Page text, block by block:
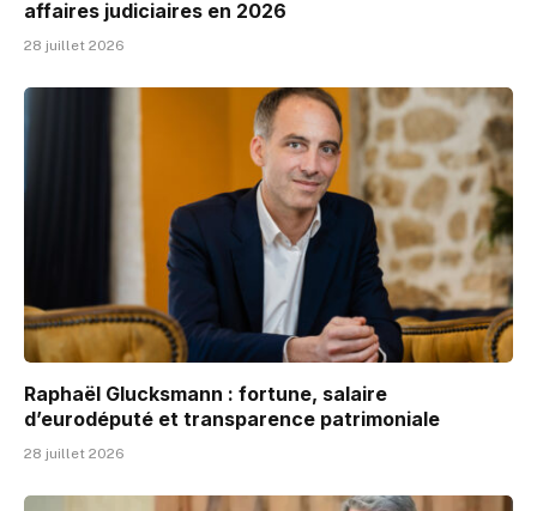
affaires judiciaires en 2026
28 juillet 2026
Raphaël Glucksmann : fortune, salaire
d’eurodéputé et transparence patrimoniale
28 juillet 2026